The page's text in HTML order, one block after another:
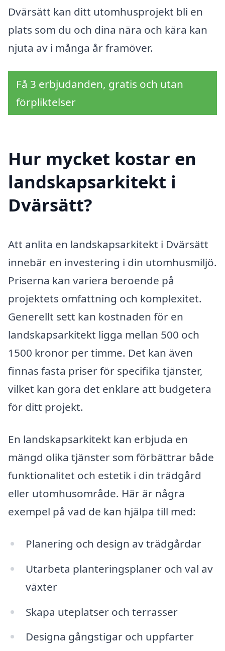
Dvärsätt kan ditt utomhusprojekt bli en
plats som du och dina nära och kära kan
njuta av i många år framöver.
Få 3 erbjudanden, gratis och utan
förpliktelser
Hur mycket kostar en
landskapsarkitekt i
Dvärsätt?
Att anlita en landskapsarkitekt i Dvärsätt
innebär en investering i din utomhusmiljö.
Priserna kan variera beroende på
projektets omfattning och komplexitet.
Generellt sett kan kostnaden för en
landskapsarkitekt ligga mellan 500 och
1500 kronor per timme. Det kan även
finnas fasta priser för specifika tjänster,
vilket kan göra det enklare att budgetera
för ditt projekt.
En landskapsarkitekt kan erbjuda en
mängd olika tjänster som förbättrar både
funktionalitet och estetik i din trädgård
eller utomhusområde. Här är några
exempel på vad de kan hjälpa till med:
Planering och design av trädgårdar
Utarbeta planteringsplaner och val av
växter
Skapa uteplatser och terrasser
Designa gångstigar och uppfarter